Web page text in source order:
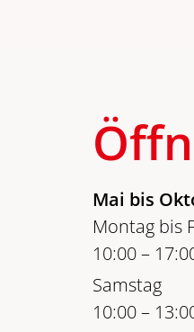
Mai bis
Montag bis
10:00 –
Samstag
10:00 –